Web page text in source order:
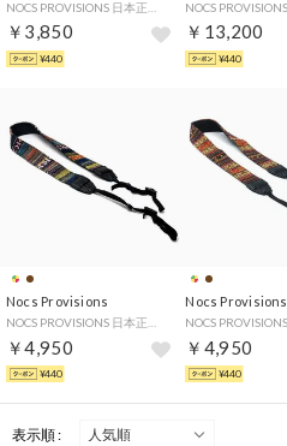
￥3,850
¥440
￥13,200
¥440
Nocs Provisions
￥4,950
¥440
Nocs Provisions
￥4,950
¥440
表示順 :